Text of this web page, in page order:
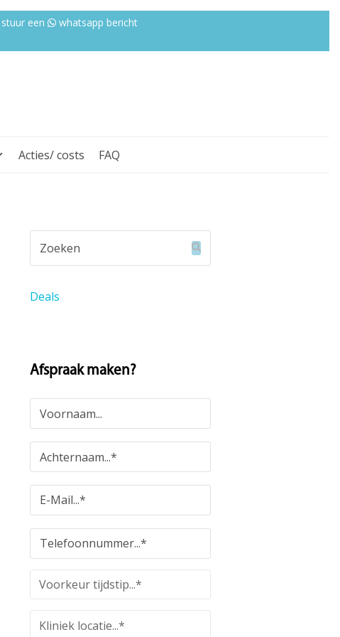
stuur een whatsapp bericht
Acties/ costs FAQ
Deals
Afspraak maken?